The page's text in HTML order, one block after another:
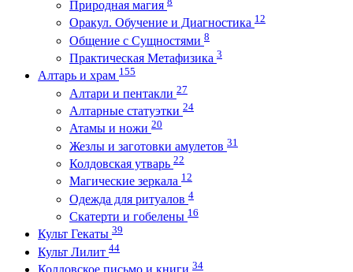
Природная магия
Оракул. Обучение и Диагностика 12
Общение с Сущностями 8
Практическая Метафизика 3
Алтарь и храм 155
Алтари и пентакли 27
Алтарные статуэтки 24
Атамы и ножи 20
Жезлы и заготовки амулетов 31
Колдовская утварь 22
Магические зеркала 12
Одежда для ритуалов 4
Скатерти и гобелены 16
Культ Гекаты 39
Культ Лилит 44
Колдовское письмо и книги 34